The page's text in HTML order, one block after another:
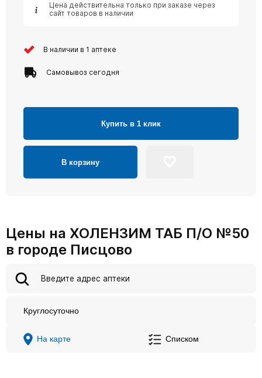
Цена действительна только при заказе через
сайт товаров в наличии
В наличии в 1 аптеке
Самовывоз сегодня
Купить в 1 клик
В корзину
Цены на ХОЛЕНЗИМ ТАБ П/О №50
в городе Писцово
Круглосуточно
На карте Списком